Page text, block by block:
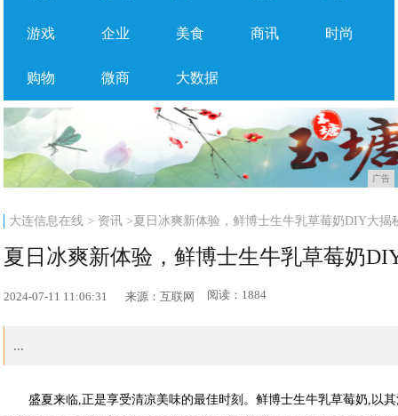
游戏 企业 美食 商讯 时尚
购物 微商 大数据
广告
大连信息在线 > 资讯 >夏日冰爽新体验，鲜博士生牛乳草莓奶DIY大揭
夏日冰爽新体验，鲜博士生牛乳草莓奶
2024-07-11 11:06:31 来源：互联网 阅读：1884
...
盛夏来临,正是享受清凉美味的最佳时刻。鲜博士生牛乳草莓奶,以